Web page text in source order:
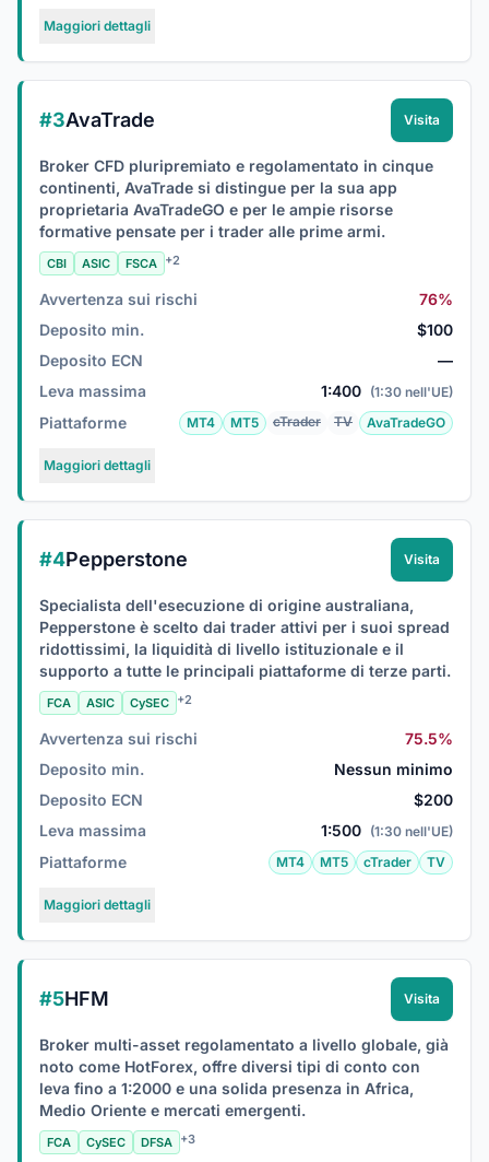
Maggiori dettagli
#3AvaTrade Visita
Broker CFD pluripremiato e regolamentato in cinque
continenti, AvaTrade si distingue per la sua app
proprietaria AvaTradeGO e per le ampie risorse
formative pensate per i trader alle prime armi.
CBI ASIC FSCA +2
Avvertenza sui rischi
76%
Deposito min.
$100
Deposito ECN
—
Leva massima
1:400 (1:30 nell'UE)
Piattaforme MT4 MT5 cTrader TV AvaTradeGO
Maggiori dettagli
#4Pepperstone Visita
Specialista dell'esecuzione di origine australiana,
Pepperstone è scelto dai trader attivi per i suoi spread
ridottissimi, la liquidità di livello istituzionale e il
supporto a tutte le principali piattaforme di terze parti.
FCA ASIC CySEC +2
Avvertenza sui rischi
75.5%
Deposito min.
Nessun minimo
Deposito ECN
$200
Leva massima
1:500 (1:30 nell'UE)
Piattaforme MT4 MT5 cTrader TV
Maggiori dettagli
#5HFM Visita
Broker multi-asset regolamentato a livello globale, già
noto come HotForex, offre diversi tipi di conto con
leva fino a 1:2000 e una solida presenza in Africa,
Medio Oriente e mercati emergenti.
FCA CySEC DFSA +3